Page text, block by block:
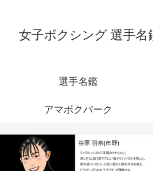
女子ボクシング 選手
選手名鑑
アマボクパーク